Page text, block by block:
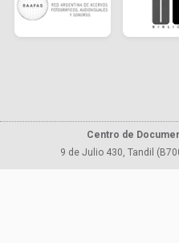
Centro de
9 de Julio 430, Tandil